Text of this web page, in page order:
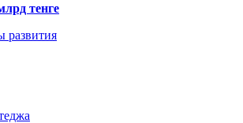
тенге
развития